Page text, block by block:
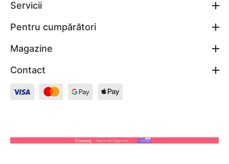
Servicii
Pentru cumpărători
Magazine
Contact